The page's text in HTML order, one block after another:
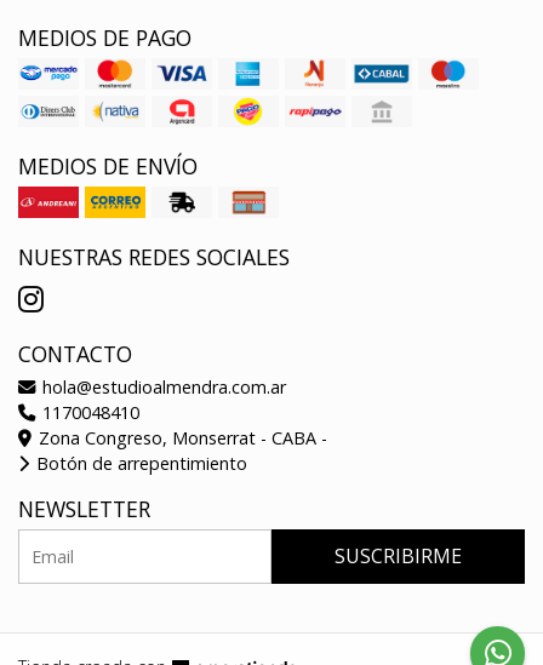
MEDIOS DE PAGO
MEDIOS DE ENVÍO
NUESTRAS REDES SOCIALES
CONTACTO
hola@estudioalmendra.com.ar
1170048410
Zona Congreso, Monserrat - CABA -
Botón de arrepentimiento
NEWSLETTER
SUSCRIBIRME